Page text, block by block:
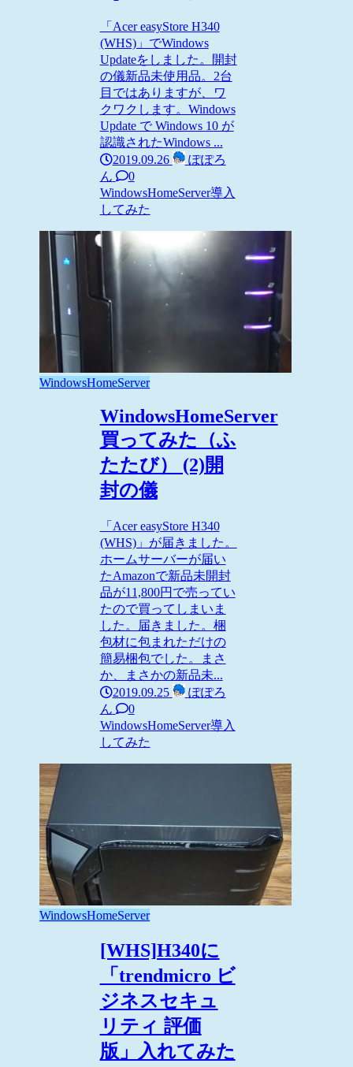
「Acer easyStore H340
(WHS)」でWindows
Updateをしました。開封
の儀新品未使用品。2台
目ではありますが、ワ
クワクします。Windows
Update で Windows 10 が
認識されたWindows ...
2019.09.26
ぽぽろ
ん
0
WindowsHomeServer導入
してみた
WindowsHomeServer
WindowsHomeServer
買ってみた（ふ
たたび） (2)開
封の儀
「Acer easyStore H340
(WHS)」が届きました。
ホームサーバーが届い
たAmazonで新品未開封
品が11,800円で売ってい
たので買ってしまいま
した。届きました。梱
包材に包まれただけの
簡易梱包でした。まさ
か、まさかの新品未...
2019.09.25
ぽぽろ
ん
0
WindowsHomeServer導入
してみた
WindowsHomeServer
[WHS]H340に
「trendmicro ビ
ジネスセキュ
リティ 評価
版」入れてみた